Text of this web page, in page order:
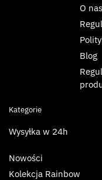
O nas
Blog
Kategorie
Wysyłka w 24h
Nowości
Kolekcja Rainbow